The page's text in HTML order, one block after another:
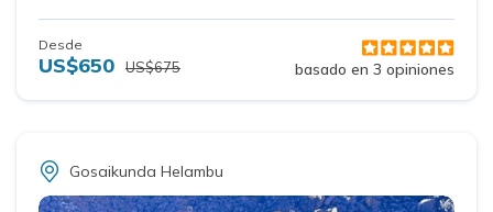
Desde
US$650 US$675 basado en 3 opiniones
Gosaikunda Helambu